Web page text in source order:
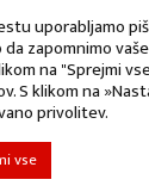
uporabljamo
zapomnimo
na "Sprejmi
S klikom na
privolitev.
vse